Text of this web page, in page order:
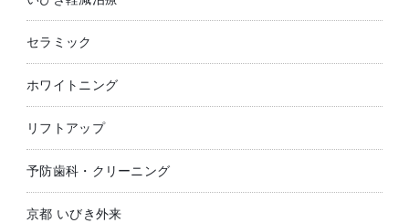
セラミック
ホワイトニング
リフトアップ
予防歯科・クリーニング
京都 いびき外来